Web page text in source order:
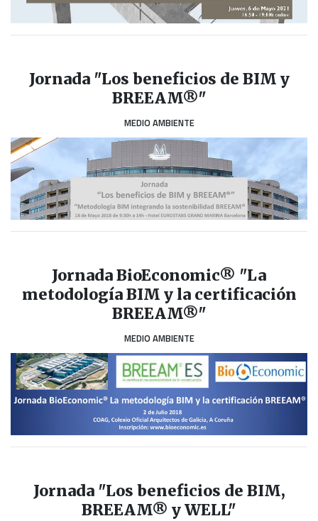
Jornada "Los beneficios de BIM y
BREEAM®"
MEDIO AMBIENTE
Jornada BioEconomic® "La
metodología BIM y la certificación
BREEAM®"
MEDIO AMBIENTE
Jornada "Los beneficios de BIM,
BREEAM® y WELL"